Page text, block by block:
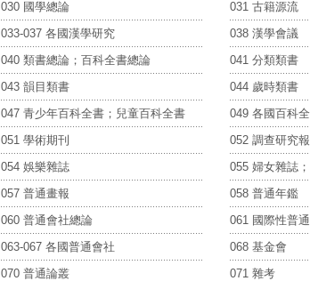
030 國學總論
031 古籍源流
033-037 各國漢學研究
038 漢學會議
040 類書總論；百科全書總論
041 分類類書
043 韻目類書
044 歲時類書
047 青少年百科全書；兒童百科全書
049 各國百科
051 學術期刊
052 調查研究
054 娛樂雜誌
055 婦女雜誌
057 普通畫報
058 普通年鑑
060 普通會社總論
061 國際性普
063-067 各國普通會社
068 基金會
070 普通論叢
071 雜考